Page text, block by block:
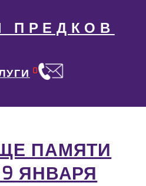
ПРЕДКОВ
0
ПАМЯТИ
ЯНВАРЯ